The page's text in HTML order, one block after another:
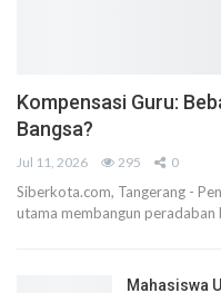
Kompensasi Guru:
Bangsa?
Jul 11, 2026 295 0
Siberkota.com, Tangerang -
utama membangun peradaban
Mahasiswa